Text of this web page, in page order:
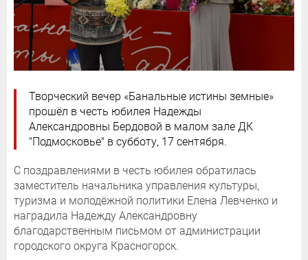
Творческий вечер «Банальные истины земные»
прошёл в честь юбилея Надежды
Александровны Бердовой в малом зале ДК
"Подмосковье" в субботу, 17 сентября.
С поздравлениями в честь юбилея обратилась
заместитель начальника управления культуры,
туризма и молодёжной политики Елена Левченко и
наградила Надежду Александровну
благодарственным письмом от администрации
городского округа Красногорск.